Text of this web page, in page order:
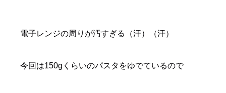
電子レンジの周りが汚すぎる（汗）（汗）
今回は150gくらいのパスタをゆでているので